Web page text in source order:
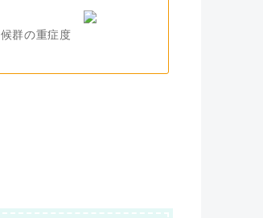
群の重症度